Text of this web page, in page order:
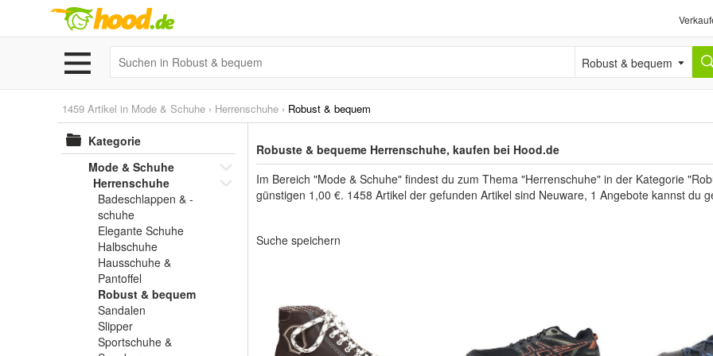
Robust & bequem
1459 Artikel in Mode & Schuhe › Herrenschuhe › Robust & bequem
Kategorie
Mode & Schuhe
Herrenschuhe
Badeschlappen & -
schuhe
Elegante Schuhe
Halbschuhe
Hausschuhe &
Pantoffel
Robust & bequem
Sandalen
Slipper
Sportschuhe &
Robuste & bequeme Herrenschuhe, kaufen bei Hood.de
Im Bereich "Mode & Schuhe" findest du zum Thema "Herrenschuhe" in der Kategorie
günstigen 1,00 €. 1458 Artikel der gefunden Artikel sind Neuware, 1 Angebote kannst du
Suche speichern